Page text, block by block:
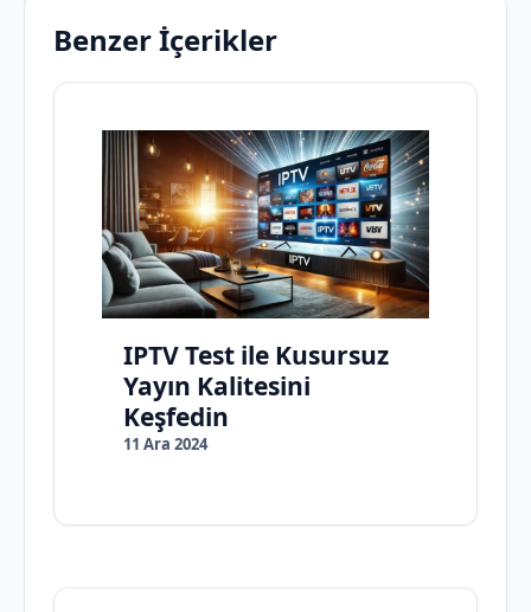
Benzer İçerikler
IPTV Test ile Kusursuz
Yayın Kalitesini
Keşfedin
11 Ara 2024